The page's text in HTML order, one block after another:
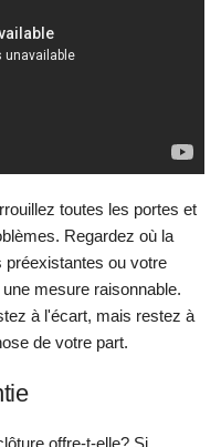
toutes les portes et
Regardez où la
préexistantes ou votre
mesure raisonnable.
à l'écart, mais restez à
de votre part.